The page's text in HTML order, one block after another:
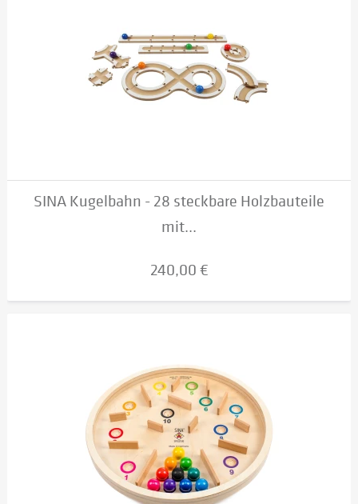
SINA Kugelbahn - 28 steckbare Holzbauteile
mit...
240,00 €